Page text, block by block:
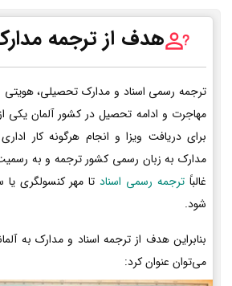
هدف از ترجمه
ترجمه رسمی اسناد و مدارک تحصیلی،
مهاجرت و ادامه تحصیل در کشور آلمان یکی
برای دریافت ویزا و انجام هرگونه کار
مدارک به زبان رسمی کشور ترجمه و به رسمیت
غالباً ترجمه رسمی اسنادتا مهر کنسولگری یا
شود.
بنابراین هدف از ترجمه اسناد و مدارک به
می‌توان عنوان کرد: